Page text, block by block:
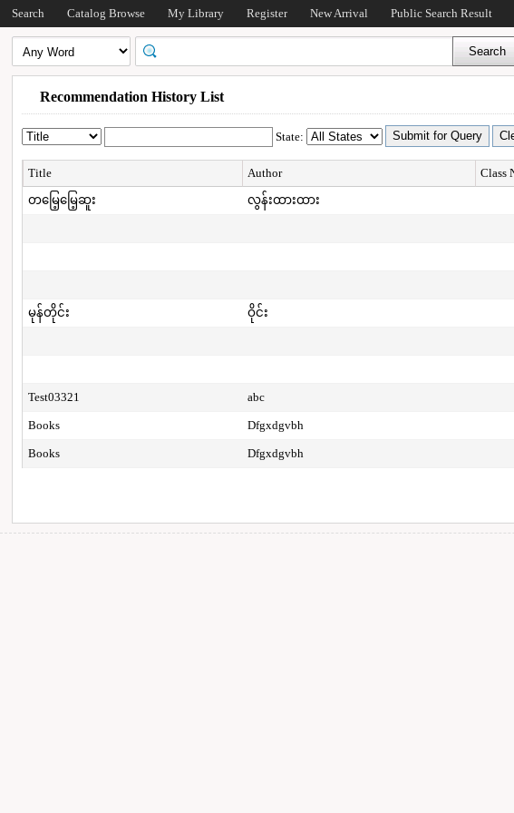
Search Catalog Browse My Library Register New Arrival Public Search Result
Recommendation History List
State:
Title Author Class
တမြေ့မြေ့ဆူး
လွန်းထားထား
မုန်တိုင်း ဝိုင်း
Test03321 abc
Books Dfgxdgvbh
Books Dfgxdgvbh